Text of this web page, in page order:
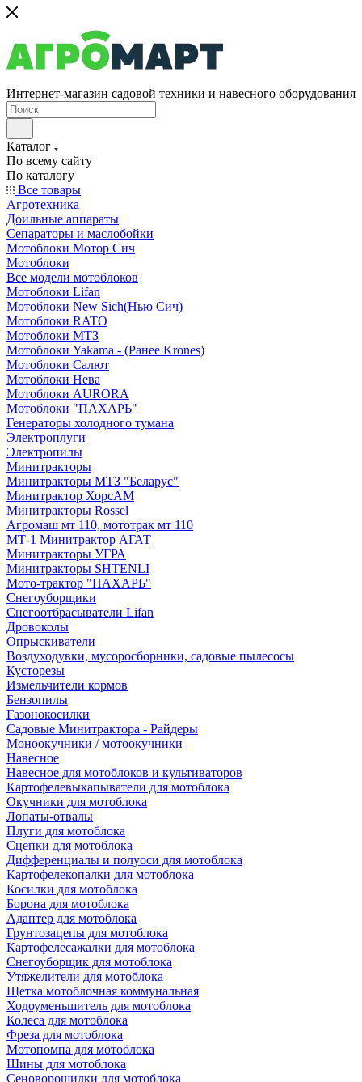
Интернет-магазин садовой техники и навесного оборудования
Каталог
По всему сайту
По каталогу
Все товары
Агротехника
Доильные аппараты
Сепараторы и маслобойки
Мотоблоки Мотор Сич
Мотоблоки
Все модели мотоблоков
Мотоблоки Lifan
Мотоблоки New Sich(Нью Сич)
Мотоблоки RATO
Мотоблоки МТЗ
Мотоблоки Yakama - (Ранее Krones)
Мотоблоки Салют
Мотоблоки Нева
Мотоблоки AURORA
Мотоблоки "ПАХАРЬ"
Генераторы холодного тумана
Электроплуги
Электропилы
Минитракторы
Минитракторы МТЗ "Беларус"
Минитрактор ХорсАМ
Минитракторы Rossel
Агромаш мт 110, мототрак мт 110
МТ-1 Минитрактор АГАТ
Минитракторы УГРА
Минитракторы SHTENLI
Мото-трактор "ПАХАРЬ"
Снегоуборщики
Снегоотбрасыватели Lifan
Дровоколы
Опрыскиватели
Воздуходувки, мусоросборники, cадовые пылесосы
Кусторезы
Измельчители кормов
Бензопилы
Газонокосилки
Садовые Минитрактора - Райдеры
Моноокучники / мотоокучники
Навесное
Навесное для мотоблоков и культиваторов
Картофелевыкапыватели для мотоблока
Окучники для мотоблока
Лопаты-отвалы
Плуги для мотоблока
Сцепки для мотоблока
Дифференциалы и полуоси для мотоблока
Картофелекопалки для мотоблока
Косилки для мотоблока
Борона для мотоблока
Адаптер для мотоблока
Грунтозацепы для мотоблока
Картофелесажалки для мотоблока
Снегоуборщик для мотоблока
Утяжелители для мотоблока
Щетка мотоблочная коммунальная
Ходоуменьшитель для мотоблока
Колеса для мотоблока
Фреза для мотоблока
Мотопомпа для мотоблока
Шины для мотоблока
Сеноворошилки для мотоблока